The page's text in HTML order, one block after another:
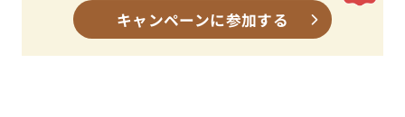
キャンペーンに参加する